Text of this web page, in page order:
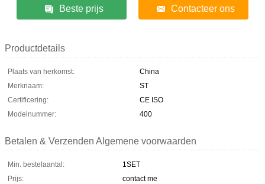
Beste prijs Contacteer ons
Productdetails
Plaats van herkomst:
China
Merknaam:
ST
Certificering:
CE ISO
Modelnummer:
400
Betalen & Verzenden Algemene voorwaarden
Min. bestelaantal:
1SET
Prijs:
contact me